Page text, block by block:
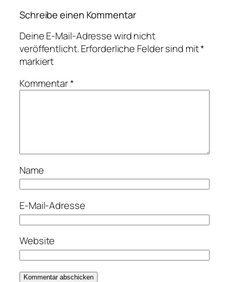
Schreibe einen Kommentar
Deine E-Mail-Adresse wird nicht
veröffentlicht.Erforderliche Felder sind mit*
markiert
Kommentar*
Name
E-Mail-Adresse
Website